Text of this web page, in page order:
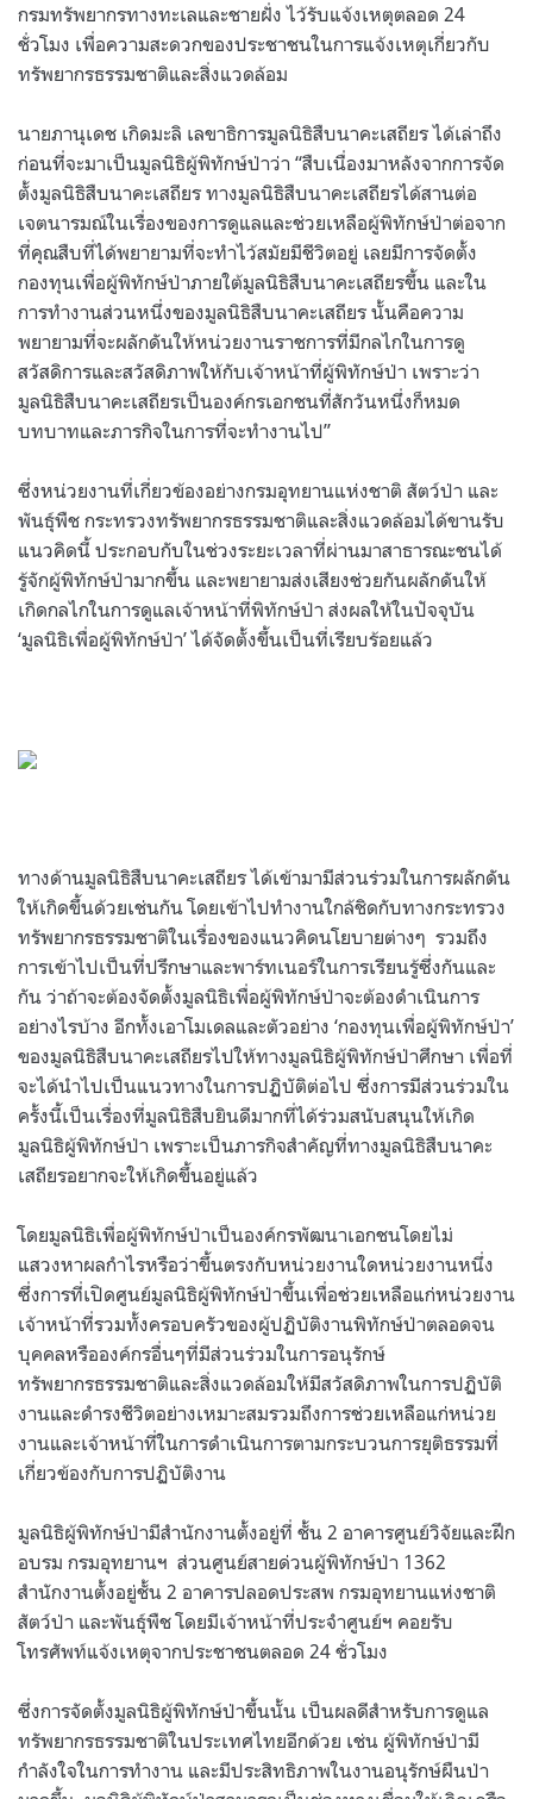
กรมทรัพยากรทางทะเลและชายฝั่ง ไว้รับแจ้งเหตุตลอด 24
ชั่วโมง เพื่อความสะดวกของประชาชนในการแจ้งเหตุเกี่ยวกับ
ทรัพยากรธรรมชาติและสิ่งแวดล้อม
นายภานุเดช เกิดมะลิ เลขาธิการมูลนิธิสืบนาคะเสถียร ได้เล่าถึง
ก่อนที่จะมาเป็นมูลนิธิผู้พิทักษ์ป่าว่า “สืบเนื่องมาหลังจากการจัด
ตั้งมูลนิธิสืบนาคะเสถียร ทางมูลนิธิสืบนาคะเสถียรได้สานต่อ
เจตนารมณ์ในเรื่องของการดูแลและช่วยเหลือผู้พิทักษ์ป่าต่อจาก
ที่คุณสืบที่ได้พยายามที่จะทำไว้สมัยมีชีวิตอยู่ เลยมีการจัดตั้ง
กองทุนเพื่อผู้พิทักษ์ป่าภายใต้มูลนิธิสืบนาคะเสถียรขึ้น และใน
การทำงานส่วนหนึ่งของมูลนิธิสืบนาคะเสถียร นั้นคือความ
พยายามที่จะผลักดันให้หน่วยงานราชการที่มีกลไกในการดู
สวัสดิการและสวัสดิภาพให้กับเจ้าหน้าที่ผู้พิทักษ์ป่า เพราะว่า
มูลนิธิสืบนาคะเสถียรเป็นองค์กรเอกชนที่สักวันหนึ่งก็หมด
บทบาทและภารกิจในการที่จะทำงานไป”
ซึ่งหน่วยงานที่เกี่ยวข้องอย่างกรมอุทยานแห่งชาติ สัตว์ป่า และ
พันธุ์พืช กระทรวงทรัพยากรธรรมชาติและสิ่งแวดล้อมได้ขานรับ
แนวคิดนี้ ประกอบกับในช่วงระยะเวลาที่ผ่านมาสาธารณะชนได้
รู้จักผู้พิทักษ์ป่ามากขึ้น และพยายามส่งเสียงช่วยกันผลักดันให้
เกิดกลไกในการดูแลเจ้าหน้าที่พิทักษ์ป่า ส่งผลให้ในปัจจุบัน
‘มูลนิธิเพื่อผู้พิทักษ์ป่า’ได้จัดตั้งขึ้นเป็นที่เรียบร้อยแล้ว
ทางด้านมูลนิธิสืบนาคะเสถียร ได้เข้ามามีส่วนร่วมในการผลักดัน
ให้เกิดขึ้นด้วยเช่นกัน โดยเข้าไปทำงานใกล้ชิดกับทางกระทรวง
ทรัพยากรธรรมชาติในเรื่องของแนวคิดนโยบายต่างๆ รวมถึง
การเข้าไปเป็นที่ปรึกษาและพาร์ทเนอร์ในการเรียนรู้ซึ่งกันและ
กัน ว่าถ้าจะต้องจัดตั้งมูลนิธิเพื่อผู้พิทักษ์ป่าจะต้องดำเนินการ
อย่างไรบ้าง อีกทั้งเอาโมเดลและตัวอย่าง ‘กองทุนเพื่อผู้พิทักษ์ป่า’
ของมูลนิธิสืบนาคะเสถียรไปให้ทางมูลนิธิผู้พิทักษ์ป่าศึกษา เพื่อที่
จะได้นำไปเป็นแนวทางในการปฏิบัติต่อไป ซึ่งการมีส่วนร่วมใน
ครั้งนี้เป็นเรื่องที่มูลนิธิสืบยินดีมากที่ได้ร่วมสนับสนุนให้เกิด
มูลนิธิผู้พิทักษ์ป่า เพราะเป็นภารกิจสำคัญที่ทางมูลนิธิสืบนาคะ
เสถียรอยากจะให้เกิดขึ้นอยู่แล้ว
โดยมูลนิธิเพื่อผู้พิทักษ์ป่าเป็นองค์กรพัฒนาเอกชนโดยไม่
แสวงหาผลกำไรหรือว่าขึ้นตรงกับหน่วยงานใดหน่วยงานหนึ่ง
ซึ่งการที่เปิดศูนย์มูลนิธิผู้พิทักษ์ป่าขึ้นเพื่อช่วยเหลือแก่หน่วยงาน
เจ้าหน้าที่รวมทั้งครอบครัวของผู้ปฏิบัติงานพิทักษ์ป่าตลอดจน
บุคคลหรือองค์กรอื่นๆที่มีส่วนร่วมในการอนุรักษ์
ทรัพยากรธรรมชาติและสิ่งแวดล้อมให้มีสวัสดิภาพในการปฏิบัติ
งานและดำรงชีวิตอย่างเหมาะสมรวมถึงการช่วยเหลือแก่หน่วย
งานและเจ้าหน้าที่ในการดำเนินการตามกระบวนการยุติธรรมที่
เกี่ยวข้องกับการปฏิบัติงาน
มูลนิธิผู้พิทักษ์ป่ามีสำนักงานตั้งอยู่ที่ ชั้น 2 อาคารศูนย์วิจัยและฝึก
อบรม กรมอุทยานฯ ส่วนศูนย์สายด่วนผู้พิทักษ์ป่า 1362
สำนักงานตั้งอยู่ชั้น 2 อาคารปลอดประสพ กรมอุทยานแห่งชาติ
สัตว์ป่า และพันธุ์พืช โดยมีเจ้าหน้าที่ประจำศูนย์ฯ คอยรับ
โทรศัพท์แจ้งเหตุจากประชาชนตลอด 24 ชั่วโมง
ซึ่งการจัดตั้งมูลนิธิผู้พิทักษ์ป่าขึ้นนั้น เป็นผลดีสำหรับการดูแล
ทรัพยากรธรรมชาติในประเทศไทยอีกด้วย เช่น ผู้พิทักษ์ป่ามี
กำลังใจในการทำงาน และมีประสิทธิภาพในงานอนุรักษ์ผืนป่า